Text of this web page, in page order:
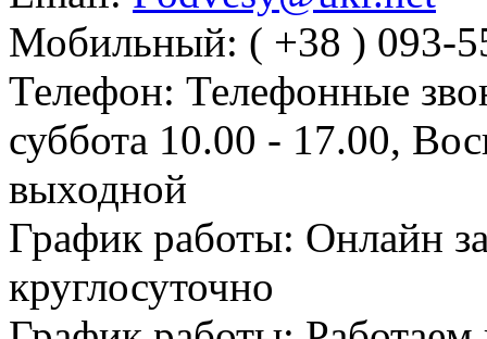
Мобильный: ( +38 ) 093-
Телефон: Телефонные
суббота 10.00 - 17.00,
выходной
График работы: Онлайн
круглосуточно